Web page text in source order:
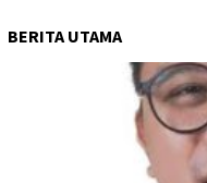
BERITA UTAMA